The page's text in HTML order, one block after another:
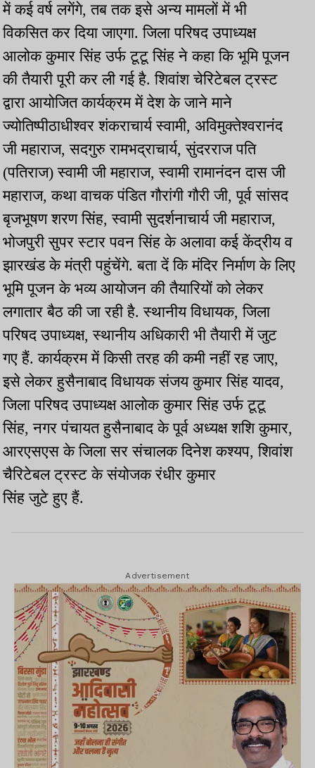
में कई वर्ष लगेंगे, तब तक इसे अन्य मामलों में भी
विकसित कर दिया जाएगा. जिला परिषद उपाध्यक्ष
आलोक कुमार सिंह उर्फ टूटू सिंह ने कहा कि भूमि पूजन
की तैयारी पूरी कर ली गई है. शिवांश चेरिटेबल ट्रस्ट
द्वारा आयोजित कार्यक्रम में देश के जाने माने
ज्योतिष्पीठाधीश्वर शंकराचार्य स्वामी, अविमुक्तेश्वरानंद
जी महाराज, सदगुरु रामभद्राचार्य, सुंदरराज पति
(पतिराज) स्वामी जी महाराज, स्वामी रामानंदन दास जी
महाराज, कथा वाचक पंडित गौरांगी गौरी जी, पूर्व सांसद
बृजभूषण शरण सिंह, स्वामी सुदर्शनाचार्य जी महाराज,
भोजपुरी सुपर स्टार पवन सिंह के अलावा कई केंद्रीय व
झारखंड के मंत्री पहुंचेंगे. बता दें कि मंदिर निर्माण के लिए
भूमि पूजन के भव्य आयोजन की तैयारियों को लेकर
लगातार बैठ की जा रही है. स्थानीय विधायक, जिला
परिषद उपाध्यक्ष, स्थानीय अधिकारी भी तैयारी में जुट
गए हैं. कार्यक्रम में किसी तरह की कमी नहीं रह जाए,
इसे लेकर हुसैनाबाद विधायक संजय कुमार सिंह यादव,
जिला परिषद उपाध्यक्ष आलोक कुमार सिंह उर्फ टूटू
सिंह, नगर पंचायत हुसैनाबाद के पूर्व अध्यक्ष शशि कुमार,
आरएसएस के जिला सर संचालक दिनेश कश्यप, शिवांश
चैरिटेबल ट्रस्ट के संयोजक रंधीर कुमार
सिंह जुटे हुए हैं.
Advertisement